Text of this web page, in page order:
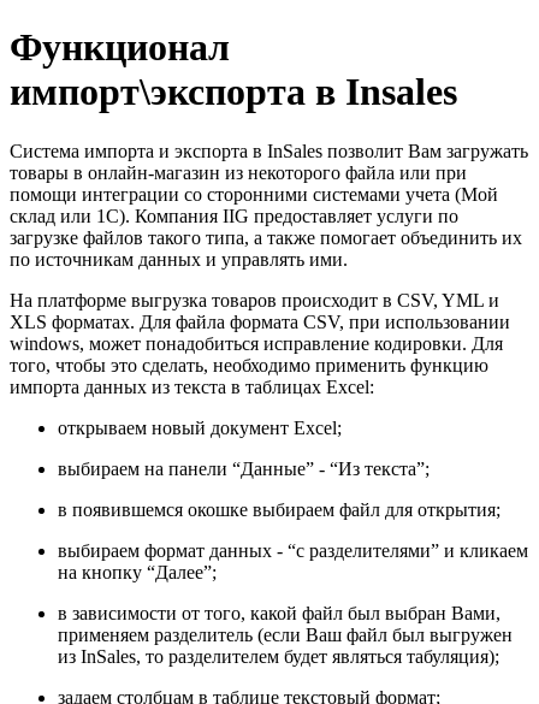
Функционал
импорт\экспорта в Insales
Система импорта и экспорта в InSales позволит Вам загружать
товары в онлайн-магазин из некоторого файла или при
помощи интеграции со сторонними системами учета (Мой
склад или 1С). Компания IIG предоставляет услуги по
загрузке файлов такого типа, а также помогает объединить их
по источникам данных и управлять ими.
На платформе выгрузка товаров происходит в CSV, YML и
XLS форматах. Для файла формата CSV, при использовании
windows, может понадобиться исправление кодировки. Для
того, чтобы это сделать, необходимо применить функцию
импорта данных из текста в таблицах Excel:
открываем новый документ Excel;
выбираем на панели “Данные” - “Из текста”;
в появившемся окошке выбираем файл для открытия;
выбираем формат данных - “с разделителями” и кликаем
на кнопку “Далее”;
в зависимости от того, какой файл был выбран Вами,
применяем разделитель (если Ваш файл был выгружен
из InSales, то разделителем будет являться табуляция);
задаем столбцам в таблице текстовый формат;